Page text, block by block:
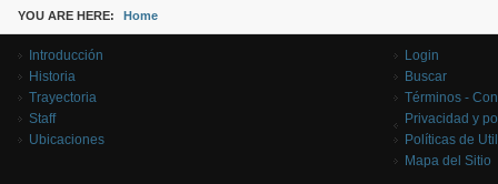
YOU ARE HERE: Home
Introducción
Historia
Trayectoria
Staff
Ubicaciones
Login
Buscar
Términos -
Privacidad y
Políticas de
Mapa del Sitio